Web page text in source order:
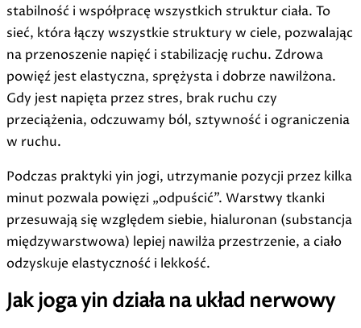
stabilność i współpracę wszystkich struktur ciała. To
sieć, która łączy wszystkie struktury w ciele, pozwalając
na przenoszenie napięć i stabilizację ruchu. Zdrowa
powięź jest elastyczna, sprężysta i dobrze nawilżona.
Gdy jest napięta przez stres, brak ruchu czy
przeciążenia, odczuwamy ból, sztywność i ograniczenia
w ruchu.
Podczas praktyki yin jogi, utrzymanie pozycji przez kilka
minut pozwala powięzi „odpuścić”. Warstwy tkanki
przesuwają się względem siebie, hialuronan (substancja
międzywarstwowa) lepiej nawilża przestrzenie, a ciało
odzyskuje elastyczność i lekkość.
Jak joga yin działa na układ nerwowy